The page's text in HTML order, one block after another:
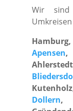
Wir
Apensen,
Dollern,